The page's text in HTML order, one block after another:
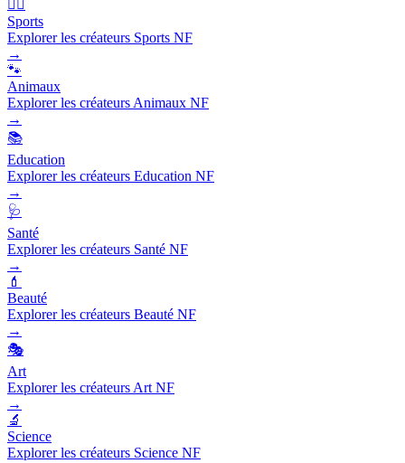
🏃‍♂️
Sports
Explorer les créateurs Sports NF
→
🐾
Animaux
Explorer les créateurs Animaux NF
→
📚
Education
Explorer les créateurs Education NF
→
🩺
Santé
Explorer les créateurs Santé NF
→
💄
Beauté
Explorer les créateurs Beauté NF
→
🎭
Art
Explorer les créateurs Art NF
→
🔬
Science
Explorer les créateurs Science NF